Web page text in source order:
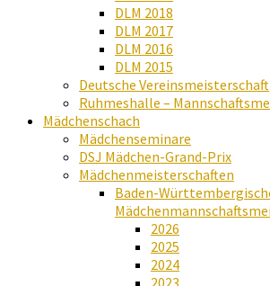
DLM 2018
DLM 2017
DLM 2016
DLM 2015
Deutsche Vereinsmeisterschaft
Ruhmeshalle –
Mädchenschach
Mädchenseminare
DSJ Mädchen-Grand-Prix
Mädchenmeisterschaften
Baden-
2026
2025
2024
2023